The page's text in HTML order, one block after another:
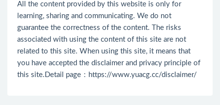
All the content provided by this website is only for
learning, sharing and communicating. We do not
guarantee the correctness of the content. The risks
associated with using the content of this site are not
related to this site. When using this site, it means that
you have accepted the disclaimer and privacy principle of
this site.Detail page： https://www.yuacg.cc/disclaimer/